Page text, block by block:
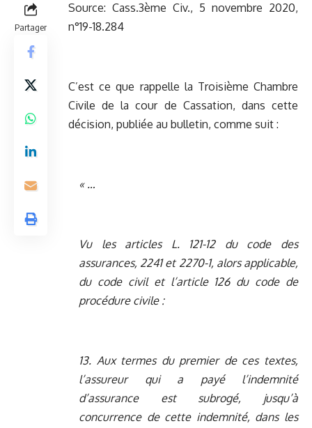
Partager
Source: Cass.3ème Civ., 5 novembre 2020,
n°19-18.284
C’est ce que rappelle la Troisième Chambre
Civile de la cour de Cassation, dans cette
décision, publiée au bulletin, comme suit :
« …
Vu les articles L. 121-12 du code des
assurances, 2241 et 2270-1, alors applicable,
du code civil et l’article 126 du code de
procédure civile :
13. Aux termes du premier de ces textes,
l’assureur qui a payé l’indemnité
d’assurance est subrogé, jusqu’à
concurrence de cette indemnité, dans les